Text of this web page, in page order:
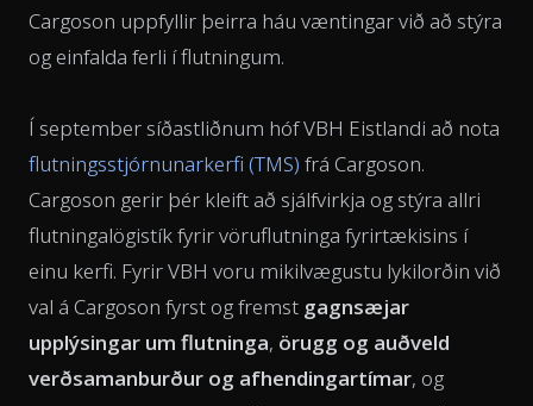
Cargoson uppfyllir þeirra háu væntingar við að stýra
og einfalda ferli í flutningum.
Í september síðastliðnum hóf VBH Eistlandi að nota
flutningsstjórnunarkerfi (TMS) frá Cargoson.
Cargoson gerir þér kleift að sjálfvirkja og stýra allri
flutningalögistík fyrir vöruflutninga fyrirtækisins í
einu kerfi. Fyrir VBH voru mikilvægustu lykilorðin við
val á Cargoson fyrst og fremst gagnsæjar
upplýsingar um flutninga, örugg og auðveld
verðsamanburður og afhendingartímar, og